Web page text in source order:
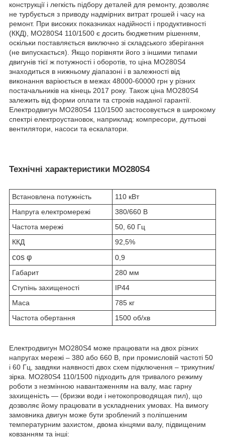
конструкції і легкість підбору деталей для ремонту, дозволяє
не турбується з приводу надмірних витрат грошей і часу на
ремонт. При високих показниках надійності і продуктивності
(ККД), МО280Ѕ4 110/1500 є досить бюджетним рішенням,
оскільки поставляється виключно зі складського зберігання
(не випускається). Якщо порівняти його з іншими типами
двигунів тієї ж потужності і оборотів, то ціна МО280Ѕ4
знаходиться в нижньому діапазоні і в залежності від
виконання варіюється в межах 48000-60000 грн у різних
постачальників на кінець 2017 року. Також ціна МО280Ѕ4
залежить від форми оплати та строків наданої гарантії.
Електродвигун МО280Ѕ4 110/1500 застосовується в широкому
спектрі електроустановок, наприклад: компресори, дуттьові
вентилятори, насоси та ескалатори.
Технічні характеристики МО280Ѕ4
Встановлена потужність
110 кВт
Напруга електромережі
380/660 В
Частота мережі
50, 60 Гц
ККД
92,5%
cos φ
0,9
Габарит
280 мм
Ступінь захищеності
IP44
Маса
785 кг
Частота обертання
1500 об/хв
Електродвигун МО280Ѕ4 може працювати на двох різних
напругах мережі – 380 або 660 В, при промисловій частоті 50
і 60 Гц, завдяки наявності двох схем підключення – трикутник/
зірка. МО280Ѕ4 110/1500 підходить для тривалого режиму
роботи з незмінною навантаженням на валу, має гарну
захищеність ― (бризки води і нетокопроводящая пил), що
дозволяє йому працювати в ускладнених умовах. На вимогу
замовника двигун може бути зроблений з поліпшеним
температурним захистом, двома кінцями валу, підвищеним
ковзанням та інші: